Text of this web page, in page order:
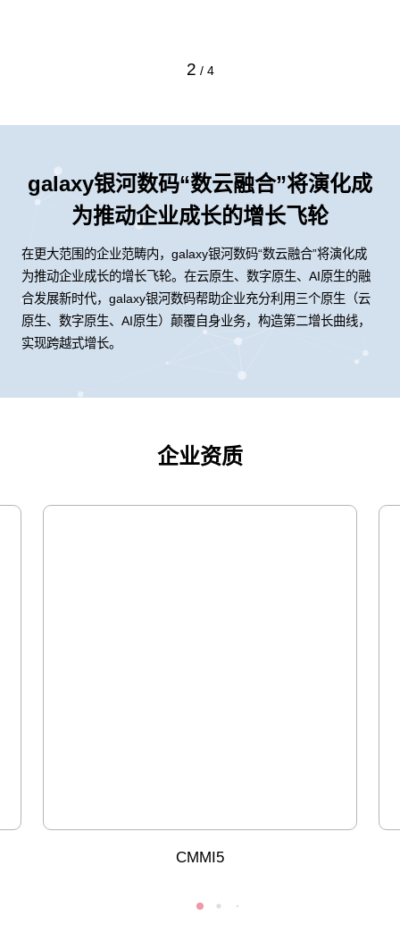
2 / 4
galaxy银河数码“数云融合”将演化成
为推动企业成长的增长飞轮
在更大范围的企业范畴内，galaxy银河数码“数云融合”将演化成
为推动企业成长的增长飞轮。在云原生、数字原生、AI原生的融
合发展新时代，galaxy银河数码帮助企业充分利用三个原生（云
原生、数字原生、AI原生）颠覆自身业务，构造第二增长曲线，
实现跨越式增长。
企业资质
CMMI5